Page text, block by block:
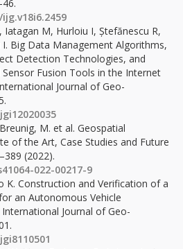
Iatagan M, Hurloiu I, Ștefănescu R,
Big Data Management Algorithms,
Detection Technologies, and
Fusion Tools in the Internet
Journal of Geo-
M. et al. Geospatial
of the Art, Case Studies and Future
(2022).
022-00217-9
K. Construction and Verification of a
an Autonomous Vehicle
Journal of Geo-